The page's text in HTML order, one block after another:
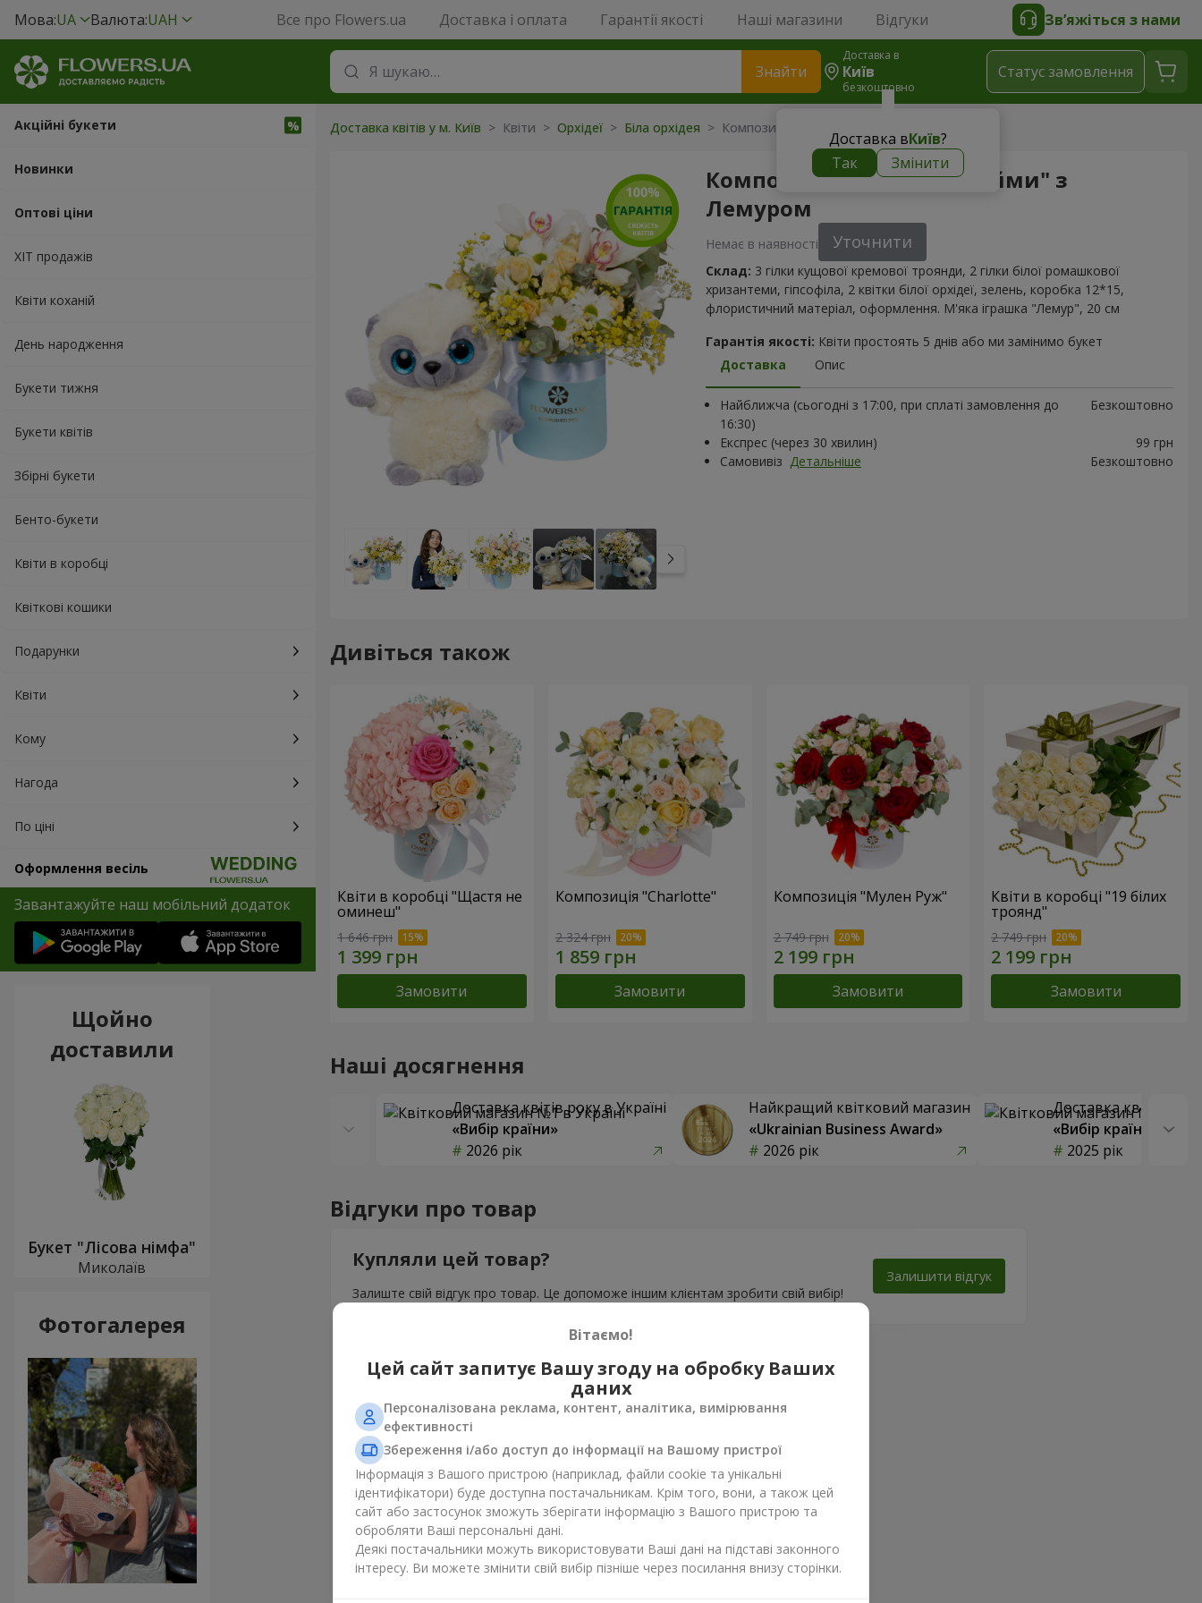
Мова:UA Валюта:UAH Все про Flowers.ua Доставка і оплата Гарантії якості Наші магазини Відгуки Зв’яжіться з нами
Знайти
Доставка в
Київ
безкоштовно
Доставка вКиїв?
Так
Змінити
Статус замовлення
Акційні букети
Новинки
Оптові ціни
ХІТ продажів
Квіти коханій
День народження
Букети тижня
Букети квітів
Збірні букети
Бенто-букети
Квіти в коробці
Квіткові кошики
Подарунки
Квіти
Кому
Нагода
По ціні
Оформлення весіль
Завантажуйте наш мобільний додаток
Доставка квітів у м. Київ > Квіти > Орхідеї > Біла орхідея > Композиція "Сонячні обійми" з Лемуром
Композиція "Сонячні обійми" з
Лемуром
Немає в наявності Уточнити
Склад: 3 гілки кущової кремової троянди, 2 гілки білої ромашкової
хризантеми, гіпсофіла, 2 квітки білої орхідеї, зелень, коробка 12*15,
флористичний матеріал, оформлення. М'яка іграшка "Лемур", 20 см
Гарантія якості: Квіти простоять 5 днів або ми замінимо букет
Доставка
Опис
Найближча (сьогодні з 17:00, при сплаті замовлення до
16:30)
Безкоштовно
Експрес (через 30 хвилин)
99 грн
Самовивіз Детальніше Безкоштовно
Дивіться також
Квіти в коробці "Щастя не
оминеш"
1 646 грн
Замовити
Композиція "Charlotte"
2 324 грн
Замовити
Композиція "Мулен Руж"
2 749 грн
Замовити
Квіти в коробці "19 білих
троянд"
2 749 грн
Замовити
Наші досягнення
Доставка квітів року в Україні
«Вибір країни»
2026 рік
Найкращий квітковий магазин
«Ukrainian Business Award»
2026 рік
Доставка квітів
«Вибір країни»
2025 рік
Відгуки про товар
Купляли цей товар?
Залиште свій відгук про товар. Це допоможе іншим клієнтам зробити свій вибір!
Залишити відгук
Щойно
доставили
Букет "Лісова німфа"
Миколаїв
Фотогалерея Вітаємо!
Цей сайт запитує Вашу згоду на обробку Ваших
даних
Персоналізована реклама, контент, аналітика, вимірювання
ефективності
Збереження і/або доступ до інформації на Вашому пристрої
Інформація з Вашого пристрою (наприклад, файли cookie та унікальні
ідентифікатори) буде доступна постачальникам. Крім того, вони, а також цей
сайт або застосунок зможуть зберігати інформацію з Вашого пристрою та
обробляти Ваші персональні дані.
Деякі постачальники можуть використовувати Ваші дані на підставі законного
інтересу. Ви можете змінити свій вибір пізніше через посилання внизу сторінки.